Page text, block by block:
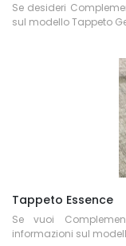
Se desideri
sul modello Tappeto
Tappeto Essence
Se vuoi
informazioni sul